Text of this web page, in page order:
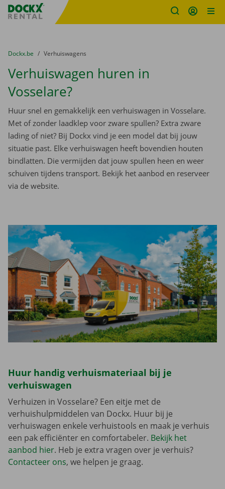
Fratello DEMO
U bevindt zich hier:
van
Dockx.be naar
Verhuiswagens
Verhuiswagen huren in
Vosselare?
Huur snel en gemakkelijk een verhuiswagen in Vosselare.
Met of zonder laadklep voor zware spullen? Extra zware
lading of niet? Bij Dockx vind je een model dat bij jouw
situatie past. Elke verhuiswagen heeft bovendien houten
bindlatten. Die vermijden dat jouw spullen heen en weer
schuiven tijdens transport. Bekijk het aanbod en reserveer
via de website.
Huur handig verhuismateriaal bij je
verhuiswagen
Verhuizen in Vosselare? Een eitje met de
verhuishulpmiddelen van Dockx. Huur bij je
verhuiswagen enkele verhuistools en maak je verhuis
een pak efficiënter en comfortabeler. Bekijk het
aanbod hier. Heb je extra vragen over je verhuis?
Contacteer ons, we helpen je graag.